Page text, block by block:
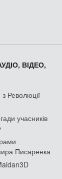
ВІДЕО,
Революції
учасників
Писаренка